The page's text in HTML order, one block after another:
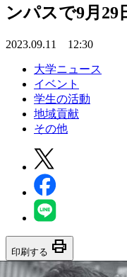
ンパスで9月29
2023.09.11 12:30
大学ニュース
イベント
学生の活動
地域貢献
その他
印刷する print